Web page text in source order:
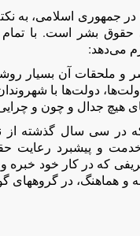
در جمهوری اسلامی، به
حقوق بشر است. با
می‌دهد:
بشر و ملحقات آن
دولت‌ها با
هیچ جدال و چون و
در سی سال گذشته از
و پیشبرد رعایت
که در کار خود خبره
هماهنگ، در گروههای